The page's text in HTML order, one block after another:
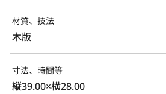
材質、技法
木版
寸法、時間等
縦39.00×横28.00